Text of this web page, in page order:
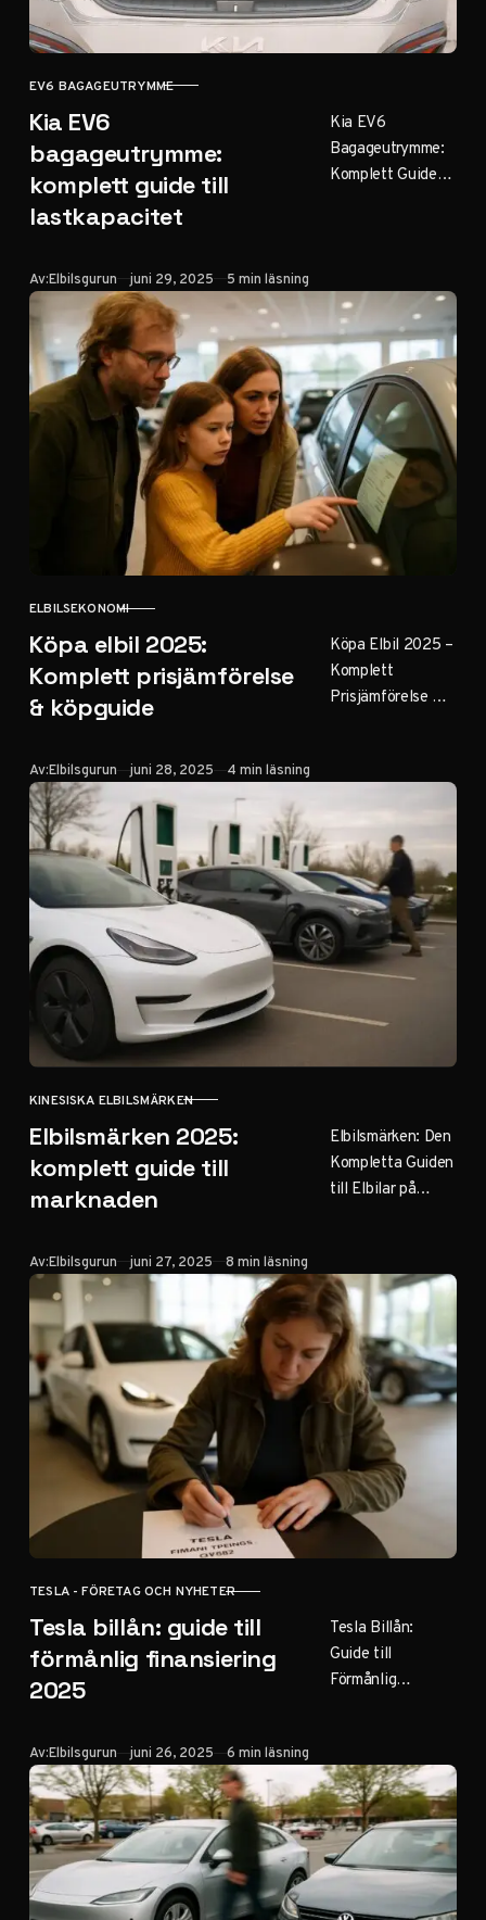
KATEGORI
EV6 BAGAGEUTRYMME
Kia EV6
bagageutrymme:
komplett guide till
lastkapacitet
Kia EV6
Bagageutrymme:
Komplett Guide
ng: Introduktion
till Kia EV6:s
bagageutrymme
Tekniska
specifikationer
Jämförelse med…
Av:Elbilsgurun Publicerad
juni 29, 2025 5 min läsning
KATEGORI
ELBILSEKONOMI
Köpa elbil 2025:
Komplett prisjämförelse
& köpguide
Köpa Elbil 2025 –
Komplett
Prisjämförelse &
ng Prisöversikt
och marknadsläge
2025 Billigaste
elbilarna…
Av:Elbilsgurun Publicerad
juni 28, 2025 4 min läsning
KATEGORI
KINESISKA ELBILSMÄRKEN
Elbilsmärken 2025:
komplett guide till
marknaden
Elbilsmärken: Den
Kompletta Guiden
till Elbilar på
Den växande
elbilsmarknaden
Marknadsledande
elbilsmärken 2025
Volkswagen:
Sveriges nya…
Av:Elbilsgurun Publicerad
juni 27, 2025 8 min läsning
KATEGORI
TESLA - FÖRETAG OCH NYHETER
Tesla billån: guide till
förmånlig finansiering
2025
Tesla Billån:
Guide till
Förmånlig
Tesla billån
Aktuella
finansieringskamp
anjer Teslas
finansieringspartn
ers
Av:Elbilsgurun Publicerad
juni 26, 2025 6 min läsning